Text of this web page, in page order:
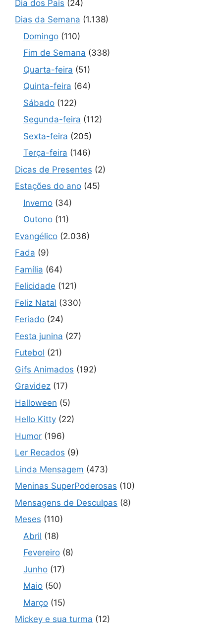
Dia dos Pais (24)
Dias da Semana (1.138)
Domingo (110)
Fim de Semana (338)
Quarta-feira (51)
Quinta-feira (64)
Sábado (122)
Segunda-feira (112)
Sexta-feira (205)
Terça-feira (146)
Dicas de Presentes (2)
Estações do ano (45)
Inverno (34)
Outono (11)
Evangélico (2.036)
Fada (9)
Família (64)
Felicidade (121)
Feliz Natal (330)
Feriado (24)
Festa junina (27)
Futebol (21)
Gifs Animados (192)
Gravidez (17)
Halloween (5)
Hello Kitty (22)
Humor (196)
Ler Recados (9)
Linda Mensagem (473)
Meninas SuperPoderosas (10)
Mensagens de Desculpas (8)
Meses (110)
Abril (18)
Fevereiro (8)
Junho (17)
Maio (50)
Março (15)
Mickey e sua turma (12)